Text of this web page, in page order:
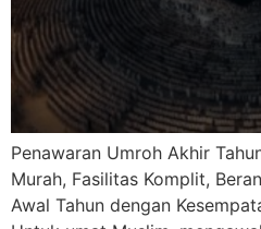
Penawaran Umroh Akhir
Murah, Fasilitas Komplit,
Awal Tahun dengan